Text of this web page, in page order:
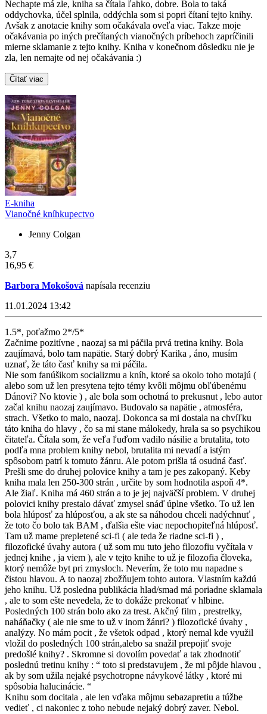
Nechapte má zle, kniha sa čítala ľahko, dobre. Bola to taká
oddychovka, účel splnila, oddýchla som si popri čítaní tejto knihy.
Avšak z anotacie knihy som očakávala oveľa viac. Takze moje
očakávania po iných prečítaných vianočných príbehoch zapríčinili
mierne sklamanie z tejto knihy. Kniha v konečnom dôsledku nie je
zla, len nemajte od nej očakávania :)
Čítať viac
E-kniha
Vianočné kníhkupectvo
Jenny Colgan
3,7
16,95 €
Barbora Mokošová napísala recenziu
11.01.2024 13:42
1.5*, poťažmo 2*/5*
Začnime pozitívne , naozaj sa mi páčila prvá tretina knihy. Bola
zaujímavá, bolo tam napätie. Starý dobrý Karika , áno, musím
uznať, že táto časť knihy sa mi páčila.
Nie som fanúšikom socializmu a kníh, ktoré sa okolo toho motajú (
alebo som už len presytena tejto témy kvôli môjmu obľúbenému
Dánovi? No ktovie ) , ale bola som ochotná to prekusnut , lebo autor
začal knihu naozaj zaujímavo. Budovalo sa napätie , atmosféra,
strach. Všetko to malo, naozaj. Dokonca sa mi dostala na chvíľku
táto kniha do hlavy , čo sa mi stane málokedy, hrala sa so psychikou
čitateľa. Čítala som, že veľa ľuďom vadilo násilie a brutalita, toto
podľa mna problem knihy nebol, brutalita mi nevadí a istým
spôsobom patrí k tomuto žánru. Ale potom prišla tá osudná časť.
Prešli sme do druhej polovice knihy a tam je pes zakopaný. Keby
kniha mala len 250-300 strán , určite by som hodnotila aspoň 4*.
Ale žiaľ. Kniha má 460 strán a to je jej najväčší problem. V druhej
polovici knihy prestalo dávať zmysel snáď úplne všetko. To už len
bola hlúposť za hlúposťou, a ak ste sa náhodou chceli nadýchnuť ,
že toto čo bolo tak BAM , ďalšia ešte viac nepochopiteľná hlúposť.
Tam už mame prepletené sci-fi ( ale teda že riadne sci-fi ) ,
filozofické úvahy autora ( už som mu tuto jeho filozofiu vyčítala v
jednej knihe , ja viem ), ale v tejto knihe to už je filozofia človeka,
ktorý nemôže byt pri zmysloch. Neverím, že toto mu napadne s
čistou hlavou. A to naozaj zbožňujem tohto autora. Vlastním každú
jeho knihu. Už posledna publikácia hlad/smad má poriadne sklamala
, ale to som ešte nevedela, že to dokáže prekonať v hlbine.
Posledných 100 strán bolo ako za trest. Akčný film , prestrelky,
naháňačky ( ale nie sme to už v inom žánri? ) filozofické úvahy ,
analýzy. No mám pocit , že všetok odpad , ktorý nemal kde využil
vložil do posledných 100 strán,alebo sa snažil prepojiť svoje
predošlé knihy? . Skromne si dovolím povedať a tak zhodnotiť
poslednú tretinu knihy : “ toto si predstavujem , že mi pôjde hlavou ,
ak by som užila nejaké psychotropne návykové látky , ktoré mi
spôsobia halucinácie. “
Knihu som docitala , ale len vďaka môjmu sebazapretiu a túžbe
vedieť , ci nakoniec z toho nebude nejaký dobrý zaver. Nebol.